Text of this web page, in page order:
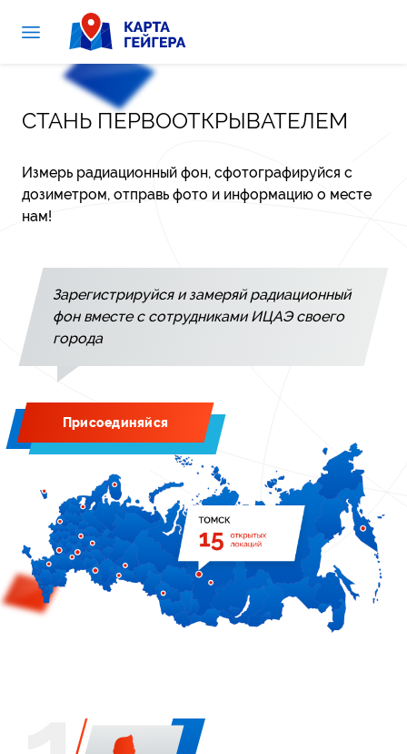
СТАНЬ ПЕРВООТКРЫВАТЕЛЕМ
Измерь радиационный фон, сфотографируйся с
дозиметром, отправь фото и информацию о месте
нам!
Зарегистрируйся и замеряй радиационный
фон вместе с сотрудниками ИЦАЭ своего
города
Присоединяйся